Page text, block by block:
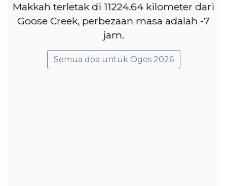
Makkah terletak di 11224.64 kilometer dari
Goose Creek, perbezaan masa adalah -7
jam.
Semua doa untuk Ogos 2026